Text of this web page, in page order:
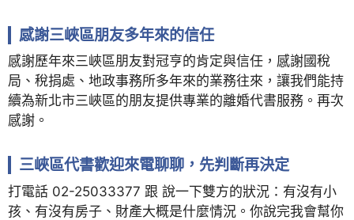
感謝三峽區朋友多年來的信任
感謝歷年來三峽區朋友對冠亨的肯定與信任，感謝國稅
局、稅捐處、地政事務所多年來的業務往來，讓我們能持
續為新北市三峽區的朋友提供專業的離婚代書服務。再次
感謝。
三峽區代書歡迎來電聊聊，先判斷再決定
打電話 02-25033377 跟 說一下雙方的狀況：有沒有小
孩、有沒有房子、財產大概是什麼情況。你說完我會幫你